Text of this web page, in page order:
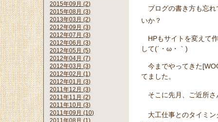
ブログの書き方も忘れ
いか？
HPもサイトを変えて
して(´・ω・｀)
今までやってきた
てました。
そこに先月、ご近所さ
大工仕事とのタイミン
2015年09月 (2)
2015年08月 (3)
2013年03月 (2)
2012年09月 (3)
2012年07月 (3)
2012年06月 (3)
2012年05月 (5)
2012年04月 (7)
2012年03月 (3)
2012年02月 (1)
2012年01月 (3)
2011年12月 (3)
2011年11月 (2)
2011年10月 (3)
2011年09月 (10)
2011年08月 (1)